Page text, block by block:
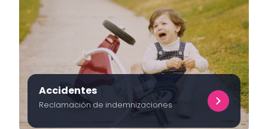
Accidentes
Reclamación de indemnizaciones